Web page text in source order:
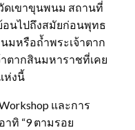
ดเขาขุนพนม สถานที่
นไปถึงสมัยก่อนพุทธ
มหรือถ้ำพระเจ้าตาก
ตากสินมหาราชที่เคย
ห่งนี้
และการ
ทิ “9 ตามรอย